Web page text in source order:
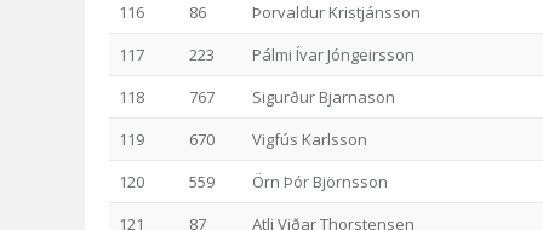
116
86
Þorvaldur Kristjánsson
117
223
Pálmi Ívar Jóngeirsson
118
767
Sigurður Bjarnason
119
670
Vigfús Karlsson
120
559
Örn Þór Björnsson
121
87
Atli Viðar Thorstensen